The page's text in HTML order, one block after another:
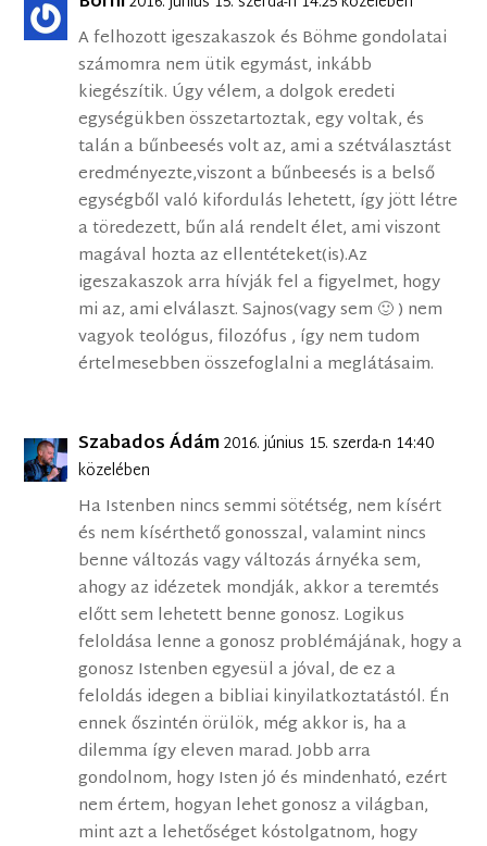
A felhozott igeszakaszok és Böhme gondolatai
számomra nem ütik egymást, inkább
kiegészítik. Úgy vélem, a dolgok eredeti
egységükben összetartoztak, egy voltak, és
talán a bűnbeesés volt az, ami a szétválasztást
eredményezte,viszont a bűnbeesés is a belső
egységből való kifordulás lehetett, így jött létre
a töredezett, bűn alá rendelt élet, ami viszont
magával hozta az ellentéteket(is).Az
igeszakaszok arra hívják fel a figyelmet, hogy
mi az, ami elválaszt. Sajnos(vagy sem 🙂 ) nem
vagyok teológus, filozófus , így nem tudom
értelmesebben összefoglalni a meglátásaim.
Szabados Ádám2016. június 15. szerda-n 14:40
közelében
Ha Istenben nincs semmi sötétség, nem kísért
és nem kísérthető gonosszal, valamint nincs
benne változás vagy változás árnyéka sem,
ahogy az idézetek mondják, akkor a teremtés
előtt sem lehetett benne gonosz. Logikus
feloldása lenne a gonosz problémájának, hogy a
gonosz Istenben egyesül a jóval, de ez a
feloldás idegen a bibliai kinyilatkoztatástól. Én
ennek őszintén örülök, még akkor is, ha a
dilemma így eleven marad. Jobb arra
gondolnom, hogy Isten jó és mindenható, ezért
nem értem, hogyan lehet gonosz a világban,
mint azt a lehetőséget kóstolgatnom, hogy